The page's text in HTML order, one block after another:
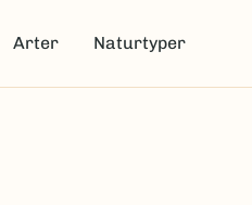
Arter Naturtyper